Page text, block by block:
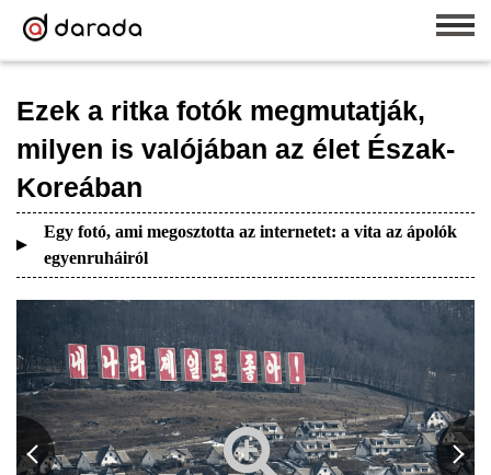
Ezek a ritka fotók megmutatják,
milyen is valójában az élet Észak-
Koreában
Egy fotó, ami megosztotta az internetet: a vita az ápolók
egyenruháiról